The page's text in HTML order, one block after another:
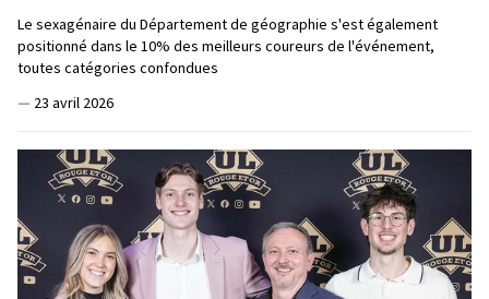
Le sexagénaire du Département de géographie s'est également
positionné dans le 10% des meilleurs coureurs de l'événement,
toutes catégories confondues
— 23 avril 2026